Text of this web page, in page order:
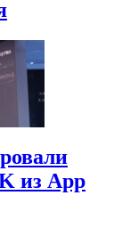
из App